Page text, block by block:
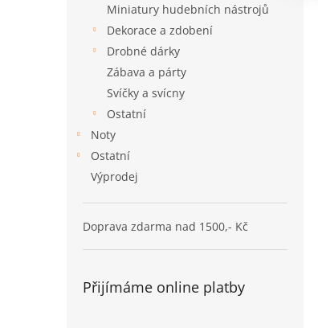
Miniatury hudebních nástrojů
Dekorace a zdobení
Drobné dárky
Zábava a párty
Svíčky a svícny
Ostatní
Noty
Ostatní
Výprodej
Doprava zdarma nad 1500,- Kč
Přijímáme online platby